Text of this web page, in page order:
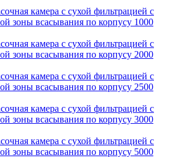
камера с сухой фильтрацией с
зоны всасывания по корпусу 1000
камера с сухой фильтрацией с
зоны всасывания по корпусу 2000
камера с сухой фильтрацией с
зоны всасывания по корпусу 2500
камера с сухой фильтрацией с
зоны всасывания по корпусу 3000
камера с сухой фильтрацией с
зоны всасывания по корпусу 5000